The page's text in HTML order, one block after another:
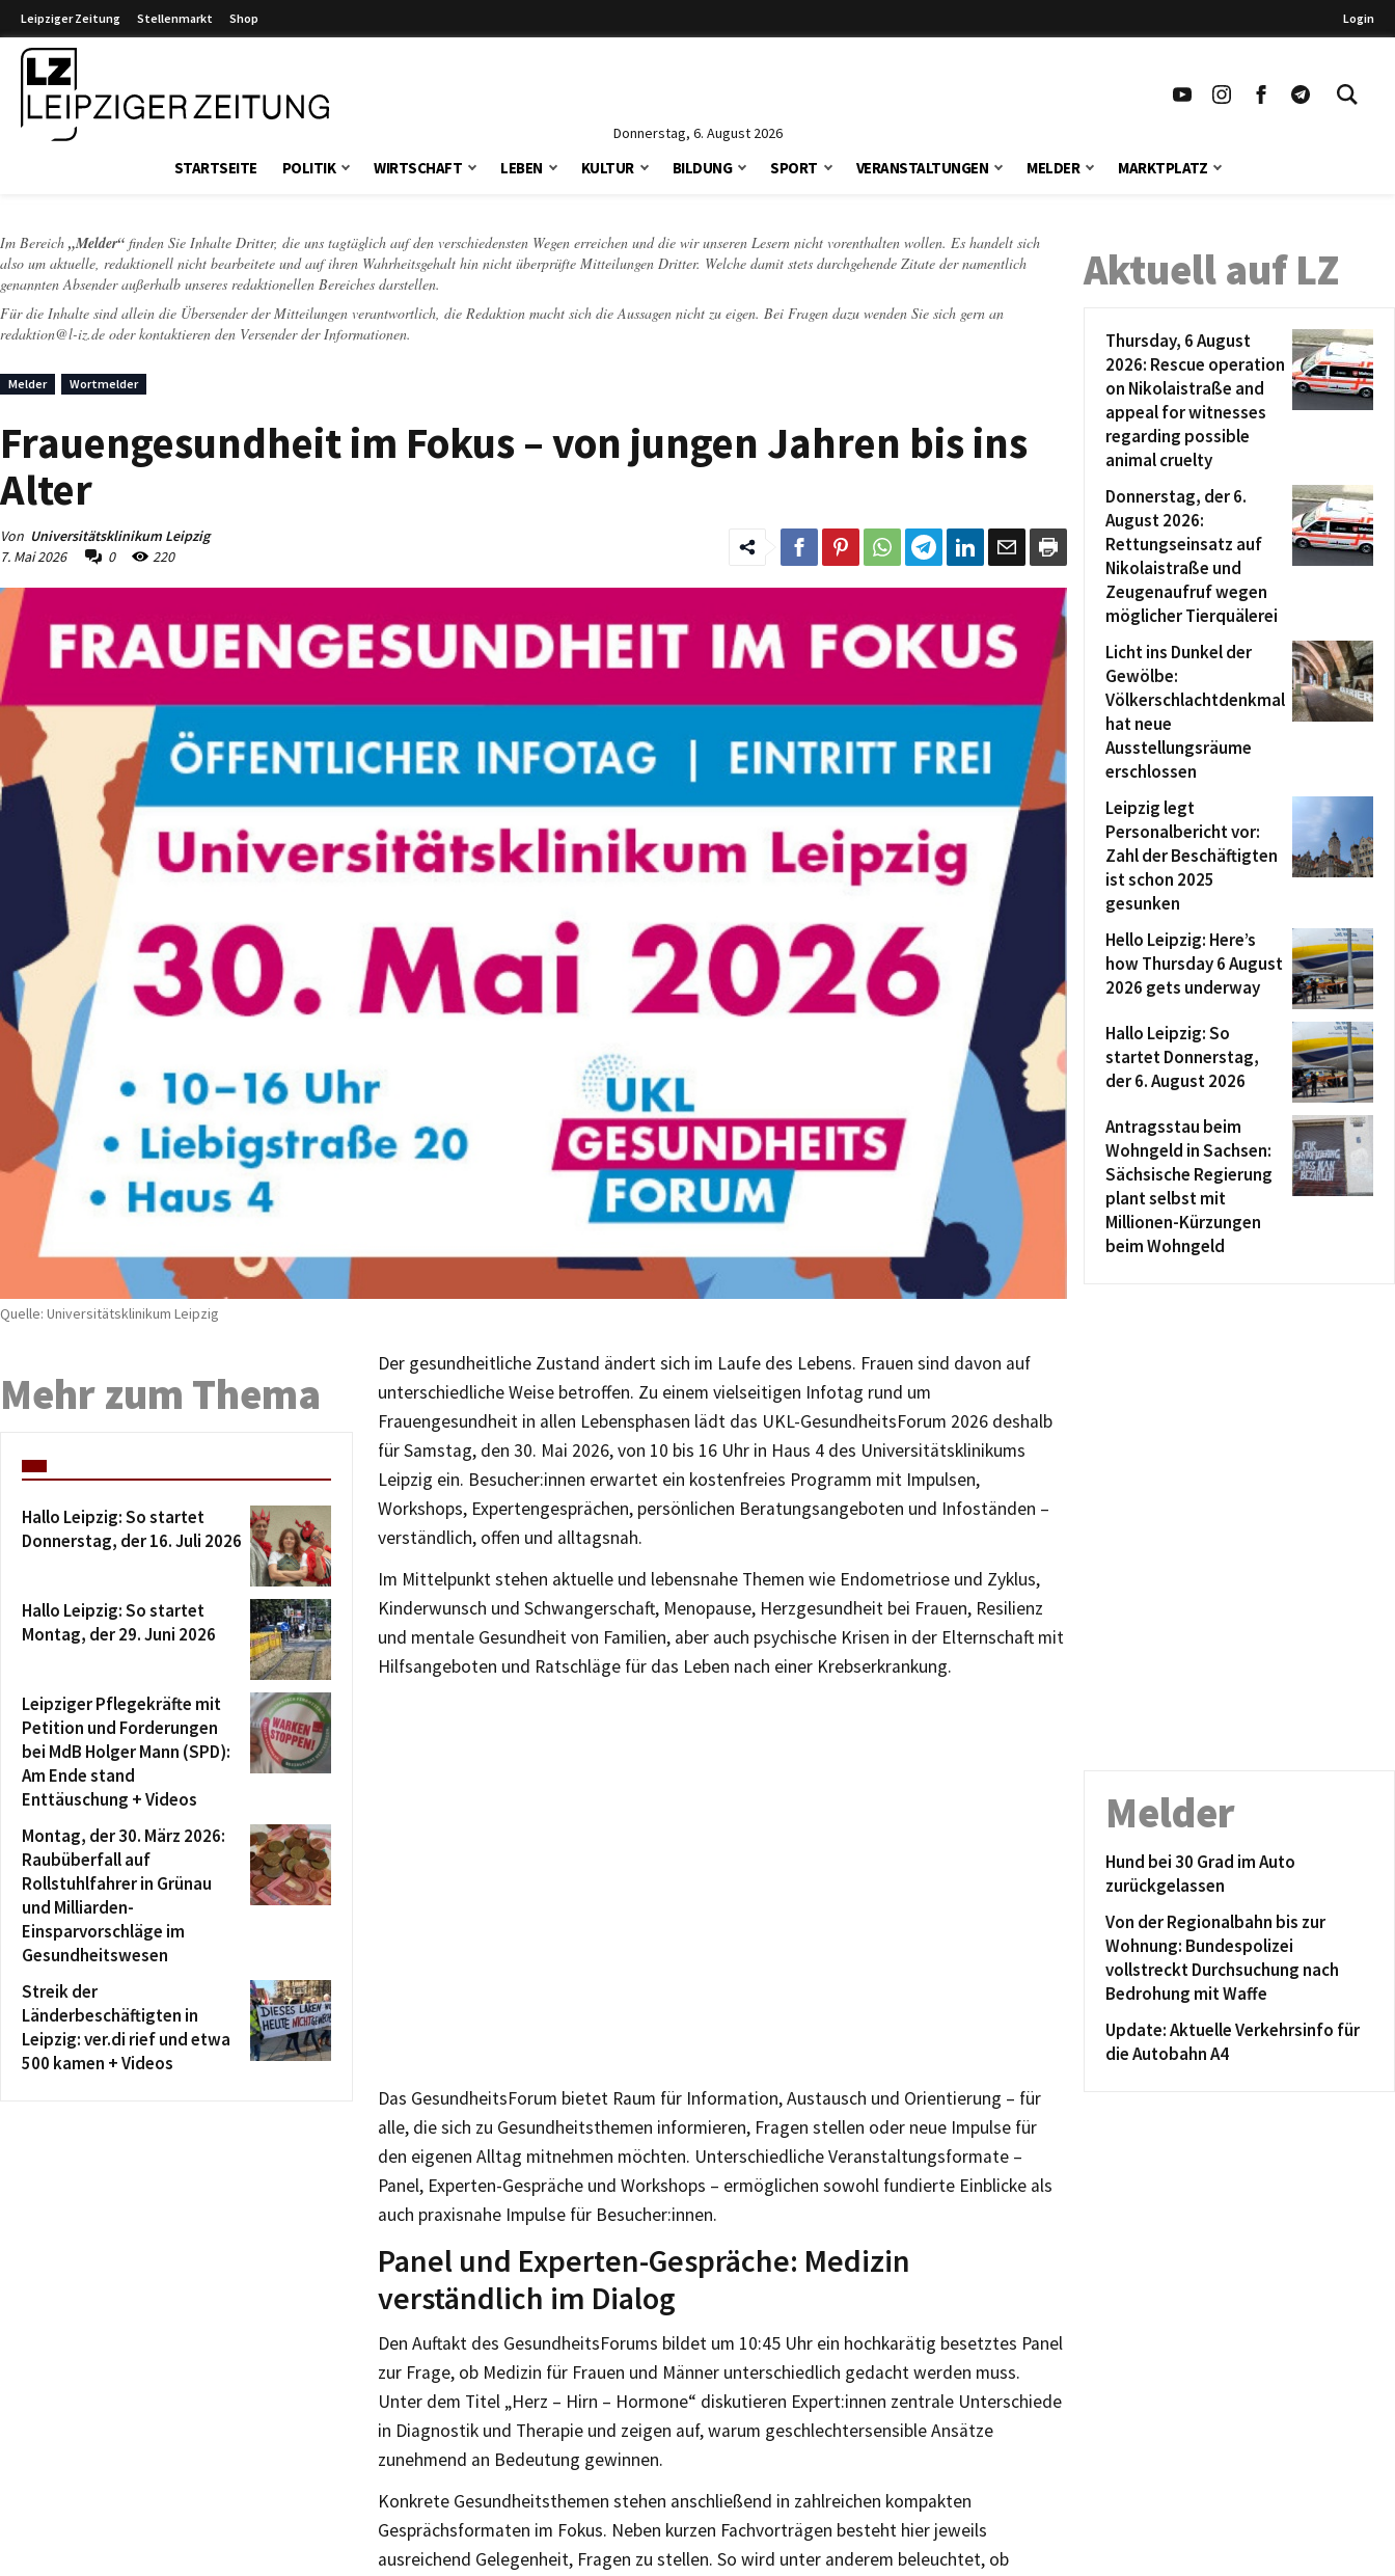
Leipziger Zeitung Stellenmarkt Shop Login
Donnerstag, 6. August 2026
STARTSEITE POLITIK WIRTSCHAFT LEBEN KULTUR BILDUNG SPORT VERANSTALTUNGEN MELDER MARKTPLATZ
Im Bereich „Melder“ finden Sie Inhalte Dritter, die uns tagtäglich auf den verschiedensten Wegen erreichen und die wir unseren Lesern nicht vorenthalten wollen. Es handelt sich
also um aktuelle, redaktionell nicht bearbeitete und auf ihren Wahrheitsgehalt hin nicht überprüfte Mitteilungen Dritter. Welche damit stets durchgehende Zitate der namentlich
genannten Absender außerhalb unseres redaktionellen Bereiches darstellen.
Für die Inhalte sind allein die Übersender der Mitteilungen verantwortlich, die Redaktion macht sich die Aussagen nicht zu eigen. Bei Fragen dazu wenden Sie sich gern an
redaktion@l-iz.de oder kontaktieren den Versender der Informationen.
Melder Wortmelder
Frauengesundheit im Fokus – von jungen Jahren bis ins
Alter
Von Universitätsklinikum Leipzig
7. Mai 2026
0 220
Quelle: Universitätsklinikum Leipzig
Der gesundheitliche Zustand ändert sich im Laufe des Lebens. Frauen sind davon auf
unterschiedliche Weise betroffen. Zu einem vielseitigen Infotag rund um
Frauengesundheit in allen Lebensphasen lädt das UKL-GesundheitsForum 2026 deshalb
für Samstag, den 30. Mai 2026, von 10 bis 16 Uhr in Haus 4 des Universitätsklinikums
Leipzig ein. Besucher:innen erwartet ein kostenfreies Programm mit Impulsen,
Workshops, Expertengesprächen, persönlichen Beratungsangeboten und Infoständen –
verständlich, offen und alltagsnah.
Im Mittelpunkt stehen aktuelle und lebensnahe Themen wie Endometriose und Zyklus,
Kinderwunsch und Schwangerschaft, Menopause, Herzgesundheit bei Frauen, Resilienz
und mentale Gesundheit von Familien, aber auch psychische Krisen in der Elternschaft mit
Hilfsangeboten und Ratschläge für das Leben nach einer Krebserkrankung.
Das GesundheitsForum bietet Raum für Information, Austausch und Orientierung – für
alle, die sich zu Gesundheitsthemen informieren, Fragen stellen oder neue Impulse für
den eigenen Alltag mitnehmen möchten. Unterschiedliche Veranstaltungsformate –
Panel, Experten-Gespräche und Workshops – ermöglichen sowohl fundierte Einblicke als
auch praxisnahe Impulse für Besucher:innen.
Panel und Experten-Gespräche: Medizin
verständlich im Dialog
Den Auftakt des GesundheitsForums bildet um 10:45 Uhr ein hochkarätig besetztes Panel
zur Frage, ob Medizin für Frauen und Männer unterschiedlich gedacht werden muss.
Unter dem Titel „Herz – Hirn – Hormone“ diskutieren Expert:innen zentrale Unterschiede
in Diagnostik und Therapie und zeigen auf, warum geschlechtersensible Ansätze
zunehmend an Bedeutung gewinnen.
Konkrete Gesundheitsthemen stehen anschließend in zahlreichen kompakten
Gesprächsformaten im Fokus. Neben kurzen Fachvorträgen besteht hier jeweils
ausreichend Gelegenheit, Fragen zu stellen. So wird unter anderem beleuchtet, ob
Mehr zum Thema
Hallo Leipzig: So startet
Donnerstag, der 16. Juli 2026
Hallo Leipzig: So startet
Montag, der 29. Juni 2026
Leipziger Pflegekräfte mit
Petition und Forderungen
bei MdB Holger Mann (SPD):
Am Ende stand
Enttäuschung + Videos
Montag, der 30. März 2026:
Raubüberfall auf
Rollstuhlfahrer in Grünau
und Milliarden-
Einsparvorschläge im
Gesundheitswesen
Streik der
Länderbeschäftigten in
Leipzig: ver.di rief und etwa
500 kamen + Videos
Aktuell auf LZ
Thursday, 6 August
2026: Rescue operation
on Nikolaistraße and
appeal for witnesses
regarding possible
animal cruelty
Donnerstag, der 6.
August 2026:
Rettungseinsatz auf
Nikolaistraße und
Zeugenaufruf wegen
möglicher Tierquälerei
Licht ins Dunkel der
Gewölbe:
Völkerschlachtdenkmal
hat neue
Ausstellungsräume
erschlossen
Leipzig legt
Personalbericht vor:
Zahl der Beschäftigten
ist schon 2025
gesunken
Hello Leipzig: Here’s
how Thursday 6 August
2026 gets underway
Hallo Leipzig: So
startet Donnerstag,
der 6. August 2026
Antragsstau beim
Wohngeld in Sachsen:
Sächsische Regierung
plant selbst mit
Millionen-Kürzungen
beim Wohngeld
Melder
Hund bei 30 Grad im Auto
zurückgelassen
Von der Regionalbahn bis zur
Wohnung: Bundespolizei
vollstreckt Durchsuchung nach
Bedrohung mit Waffe
Update: Aktuelle Verkehrsinfo für
die Autobahn A4